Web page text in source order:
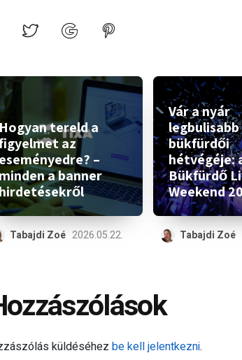
Hogyan tereld a
az
eseményedre? –
a banner
Tabajdi Zoé 2026.05.22.
Vár a nyár
legbulisabb
bükfürdői
hétvégéje:
Bükfürdő
Weekend
Tabajdi Zoé
küldéséhez be kell jelentkezni.